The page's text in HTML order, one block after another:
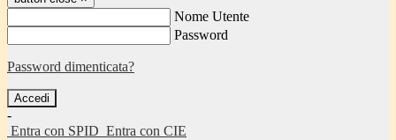
Nome Utente
Password
Password dimenticata?
-
Entra con SPID Entra con CIE